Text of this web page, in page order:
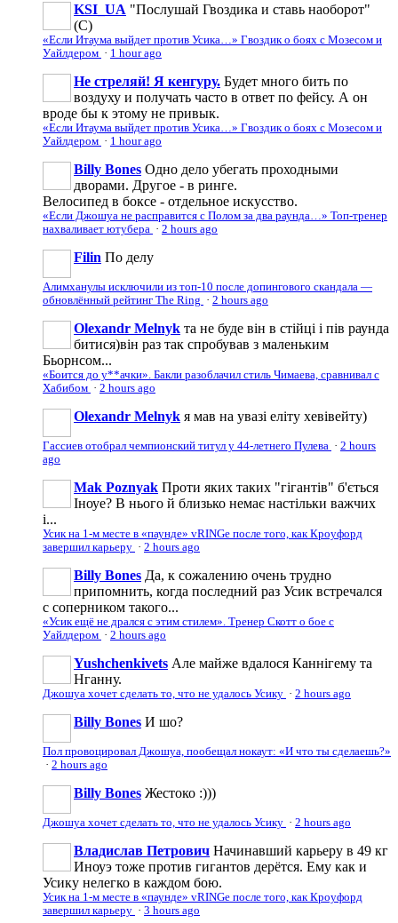
KSI_UA "Послушай Гвоздика и ставь наоборот"
(С)
«Если Итаума выйдет против Усика…» Гвоздик о боях с Мозесом и
Уайлдером · 1 hour ago
Не стреляй! Я кенгуру. Будет много бить по
воздуху и получать часто в ответ по фейсу. А он
вроде бы к этому не привык.
«Если Итаума выйдет против Усика…» Гвоздик о боях с Мозесом и
Уайлдером · 1 hour ago
Billy Bones Одно дело убегать проходными
дворами. Другое - в ринге.
Велосипед в боксе - отдельное искусство.
«Если Джошуа не расправится с Полом за два раунда…» Топ-тренер
нахваливает ютубера · 2 hours ago
Filin По делу
Алимханулы исключили из топ-10 после допингового скандала —
обновлённый рейтинг The Ring · 2 hours ago
Olexandr Melnyk та не буде він в стійці і пів раунда
битися)він раз так спробував з маленьким
Бьорнсом...
«Боится до у**ачки». Бакли разоблачил стиль Чимаева, сравнивал с
Хабибом · 2 hours ago
Olexandr Melnyk я мав на увазі еліту хевівейту)
Гассиев отобрал чемпионский титул у 44-летнего Пулева · 2 hours
ago
Mak Poznyak Проти яких таких "гігантів" б'ється
Іноуе? В нього й близько немає настільки важчих
і...
Усик на 1-м месте в «паунде» vRINGe после того, как Кроуфорд
завершил карьеру · 2 hours ago
Billy Bones Да, к сожалению очень трудно
припомнить, когда последний раз Усик встречался
с соперником такого...
«Усик ещё не дрался с этим стилем». Тренер Скотт о бое с
Уайлдером · 2 hours ago
Yushchenkivets Але майже вдалося Каннігему та
Нганну.
Джошуа хочет сделать то, что не удалось Усику · 2 hours ago
Billy Bones И шо?
Пол провоцировал Джошуа, пообещал нокаут: «И что ты сделаешь?»
· 2 hours ago
Billy Bones Жестоко :)))
Джошуа хочет сделать то, что не удалось Усику · 2 hours ago
Владислав Петрович Начинавший карьеру в 49 кг
Иноуэ тоже против гигантов дерётся. Ему как и
Усику нелегко в каждом бою.
Усик на 1-м месте в «паунде» vRINGe после того, как Кроуфорд
завершил карьеру · 3 hours ago